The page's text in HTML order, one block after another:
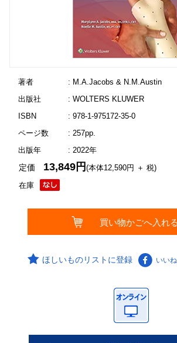
著者
: M.A.Jacobs & N.M.Austin
出版社
: WOLTERS KLUWER
ISBN
: 978-1-975172-35-0
ページ数
: 257pp.
出版年
: 2022年
在庫
定価 13,849円(本体12,590円 ＋ 税)
ほしいものリストに登録 いいね